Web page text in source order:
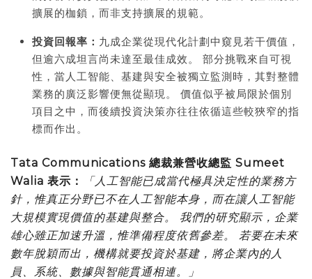
擴展的枷鎖，而非支持擴展的規範。
投資回報率： 九成企業從現代化計劃中窺見若干價值，
但逾六成坦言尚未達至最佳成效。 部分挑戰來自可視
性，當人工智能、基建與安全被獨立監測時，其對整體
業務的廣泛影響便無從顯現。 價值似乎被局限於個別
項目之中，而後續投資決策亦往往依循這些較狹窄的指
標而作出。
Tata Communications 總裁兼營收總監 Sumeet
Walia 表示：
「人工智能已成當代極具決定性的業務方
針，惟真正分野已不在人工智能本身，而在讓人工智能
大規模實現價值的基建與整合。 我們的研究顯示，企業
雄心雖正加速升溫，惟準備程度依舊參差。 若要在未來
數年脫穎而出，機構就要投資於基建，將企業內的人
員、系統、數據與智能貫通相連。」